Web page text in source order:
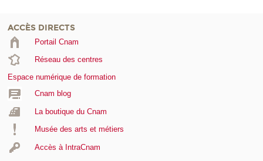
ACCÈS DIRECTS
Portail Cnam
Réseau des centres
Espace numérique de formation
Cnam blog
La boutique du Cnam
Musée des arts et métiers
Accès à IntraCnam